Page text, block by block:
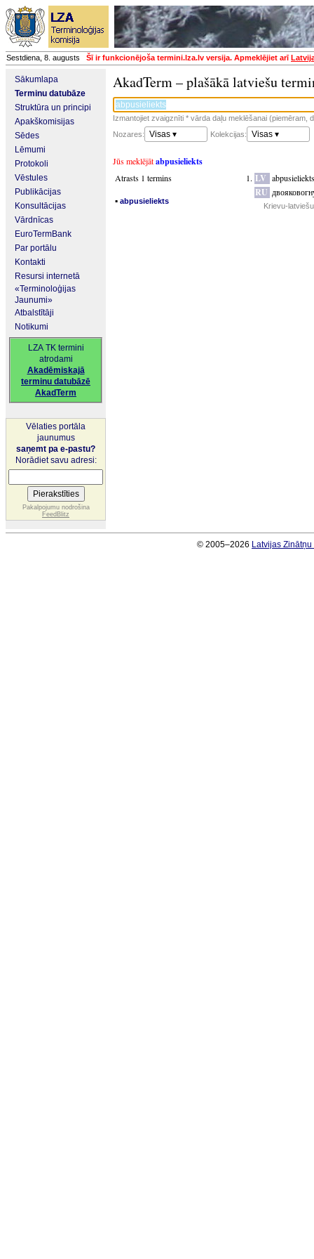
Sestdiena, 8. augusts Šī ir funkcionējoša termini.lza.lv versija. Apmeklējiet arī
Sākumlapa
Terminu datubāze
Struktūra un principi
Apakškomisijas
Sēdes
Lēmumi
Protokoli
Vēstules
Publikācijas
Konsultācijas
Vārdnīcas
EuroTermBank
Par portālu
Kontakti
Resursi internetā
«Terminoloģijas
Jaunumi»
Atbalstītāji
Notikumi
LZA TK termini
atrodami
Akadēmiskajā
terminu datubāzē
AkadTerm
Vēlaties portāla
jaunumus
saņemt pa e-pastu?
Norādiet savu adresi:
Pakalpojumu nodrošina
FeedBlitz
AkadTerm – plašākā latviešu
Izmantojiet zvaigznīti * vārda daļu meklēšanai (piemēram,
Nozares:
Visas ▾ Kolekcijas: Visas ▾
Jūs meklējātabpusieliekts
Atrasts 1 termins
▪ abpusieliekts
LV abpusieliekts
RU
Krievu-
© 2005–2026 Latvijas